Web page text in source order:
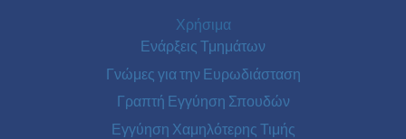
Χρήσιμα
Ενάρξεις Τμημάτων
Γνώμες για την Ευρωδιάσταση
Γραπτή Εγγύηση Σπουδών
Εγγύηση Χαμηλότερης Τιμής